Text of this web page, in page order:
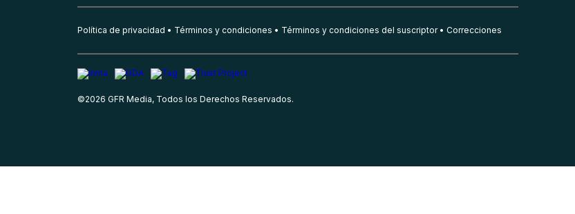
Política de privacidad Términos y condiciones Términos y condiciones del suscriptor Correcciones
©2026 GFR Media, Todos los Derechos Reservados.